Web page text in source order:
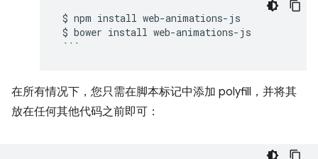
$ npm install
$ bower install
```
在所有情况下，您只需在脚本标记中添加 polyfill，并将其
放在任何其他代码之前即可：